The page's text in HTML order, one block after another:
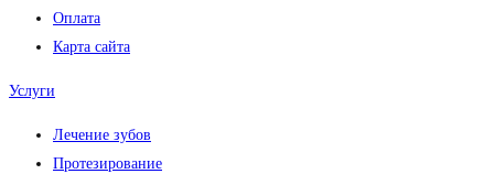
Оплата
Карта сайта
Услуги
Лечение зубов
Протезирование